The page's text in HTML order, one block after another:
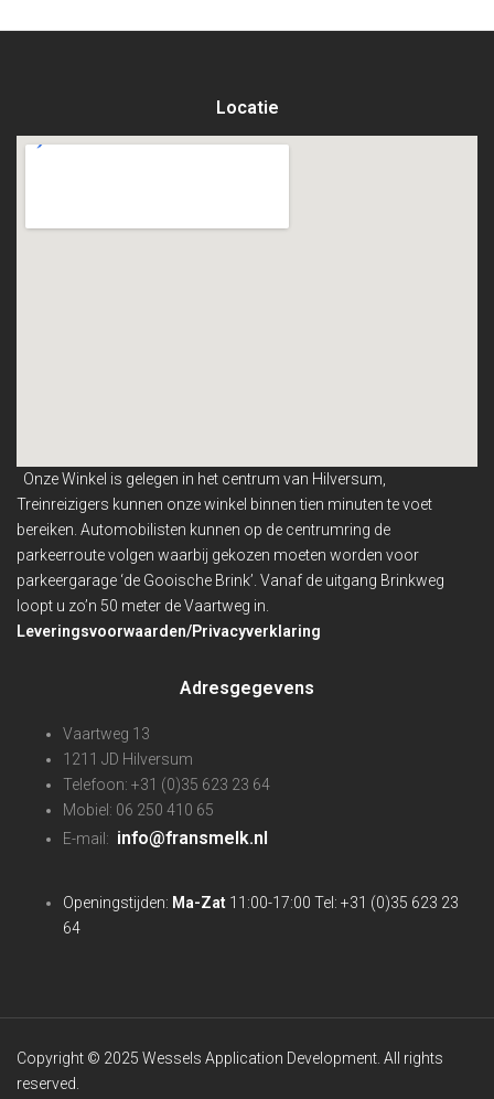
Locatie
Onze Winkel is gelegen in het centrum van Hilversum,
Treinreizigers kunnen onze winkel binnentien minuten te voet
bereiken. Automobilisten kunnen op de centrumring de
parkeerroute volgen waarbij gekozen moeten worden voor
parkeergarage ‘de Gooische Brink’. Vanaf de uitgang Brinkweg
loopt u zo’n 50 meter de Vaartweg in.
Leveringsvoorwaarden/Privacyverklaring
Adresgegevens
Vaartweg 13
1211 JD Hilversum
Telefoon: +31 (0)35 623 23 64
Mobiel: 06 250 410 65
E-mail: info@fransmelk.nl
Openingstijden: Ma-Zat 11:00-17:00 Tel: +31 (0)35 623 23
64
Copyright © 2025 Wessels Application Development. All rights
reserved.